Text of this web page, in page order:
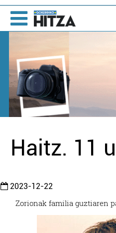
Haitz. 11
2023-12-22
Zorionak familia guztiaren